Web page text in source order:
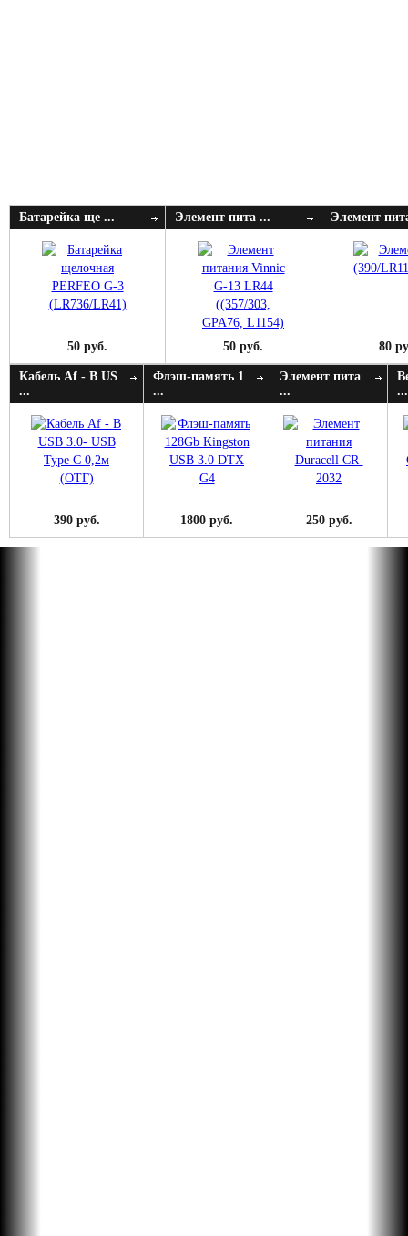
Батарейка ще ...
50 руб.
Элемент пита ...
50 руб.
Элемент
80
Кабель Af - B US
...
390 руб.
Флэш-память 1
...
1800 руб.
Элемент пита
...
250 руб.
...